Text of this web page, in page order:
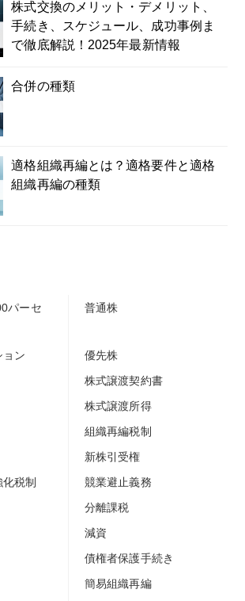
株式交換のメリット・デメリット、
手続き、スケジュール、成功事例ま
で徹底解説！2025年最新情報
合併の種類
適格組織再編とは？適格要件と適格
組織再編の種類
パーセ
普通株
ョン
優先株
株式譲渡契約書
株式譲渡所得
組織再編税制
新株引受権
税制
競業避止義務
分離課税
減資
債権者保護手続き
簡易組織再編